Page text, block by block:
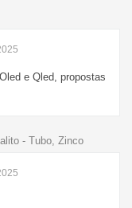
e Qled, propostas
- Tubo, Zinco